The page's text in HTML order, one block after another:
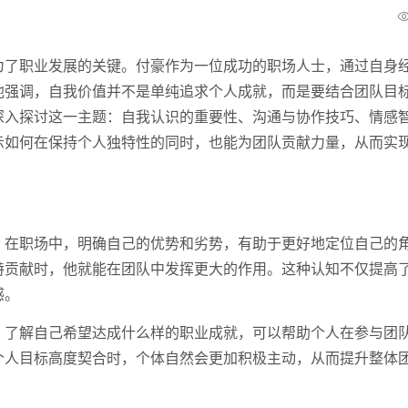
职业发展的关键。付豪作为一位成功的职场人士，通过自身
调，自我价值并不是单纯追求个人成就，而是要结合团队目
探讨这一主题：自我认识的重要性、沟通与协作技巧、情感
何在保持个人独特性的同时，也能为团队贡献力量，从而实
职场中，明确自己的优势和劣势，有助于更好地定位自己的
献时，他就能在团队中发挥更大的作用。这种认知不仅提高
解自己希望达成什么样的职业成就，可以帮助个人在参与团
目标高度契合时，个体自然会更加积极主动，从而提升整体